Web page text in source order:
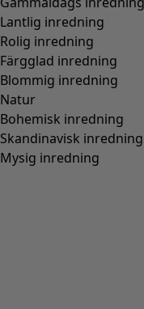
Lantlig inredning
Rolig inredning
Färgglad inredning
Blommig inredning
Natur
Bohemisk inredning
Skandinavisk inredning
Mysig inredning